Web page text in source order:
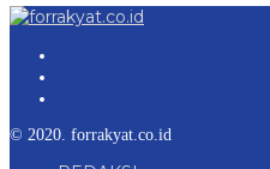
© 2020. forrakyat.co.id